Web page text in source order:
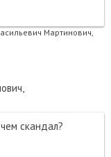
Мартинович,
,
скандал?